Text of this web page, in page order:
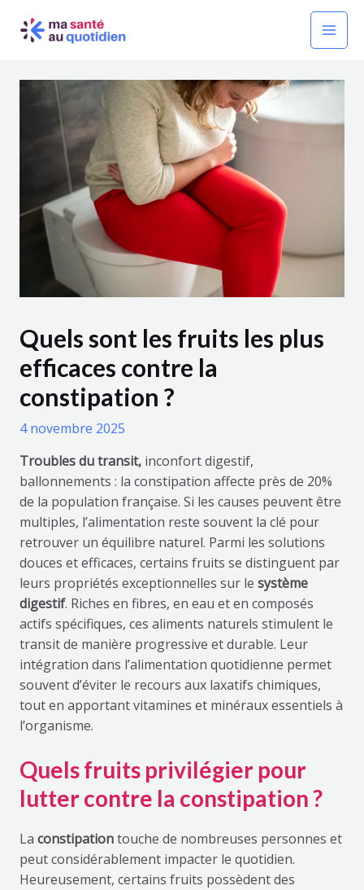
Main
Quels sont les fruits les plus
efficaces contre la
constipation ?
4 novembre 2025
Troubles du transit,inconfort digestif,
ballonnements : la constipation affecte près de 20%
de la population française. Si les causes peuvent être
multiples, l’alimentation reste souvent la clé pour
retrouver un équilibre naturel. Parmi les solutions
douces et efficaces, certains fruits se distinguent par
leurs propriétés exceptionnelles sur le système
digestif. Riches en fibres, en eau et en composés
actifs spécifiques, ces aliments naturels stimulent le
transit de manière progressive et durable. Leur
intégration dans l’alimentation quotidienne permet
souvent d’éviter le recours aux laxatifs chimiques,
tout en apportant vitamines et minéraux essentiels à
l’organisme.
Quels fruits privilégier pour
lutter contre la constipation ?
La constipationtouche de nombreuses personnes et
peut considérablement impacter le quotidien.
Heureusement, certains fruits possèdent des
des